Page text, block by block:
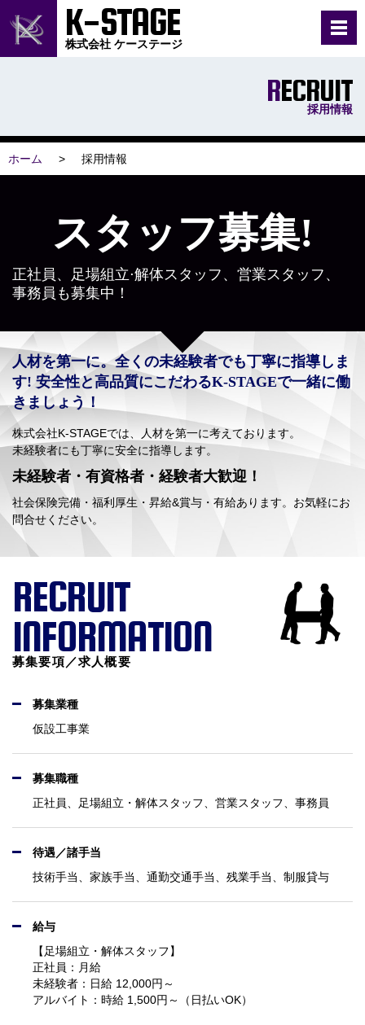
K-STAGE
株式会社 ケーステージ
RECRUIT
採用情報
ホーム 採用情報
スタッフ募集!
正社員、足場組立⋅解体スタッフ、営業スタッフ、
事務員も募集中！
人材を第一に。全くの未経験者でも丁寧に指導しま
す! 安全性と高品質にこだわるK-STAGEで一緒に働
きましょう！
株式会社K-STAGEでは、人材を第一に考えております。
未経験者にも丁寧に安全に指導します。
未経験者・有資格者・経験者大歓迎！
社会保険完備・福利厚生・昇給&賞与・有給あります。お気軽にお
問合せください。
RECRUIT
INFORMATION
募集要項／求人概要
募集業種
仮設工事業
募集職種
正社員、足場組立・解体スタッフ、営業スタッフ、事務員
待遇／諸手当
技術手当、家族手当、通勤交通手当、残業手当、制服貸与
給与
【足場組立・解体スタッフ】
正社員：月給
未経験者：日給 12,000円～
アルバイト：時給 1,500円～（日払いOK）